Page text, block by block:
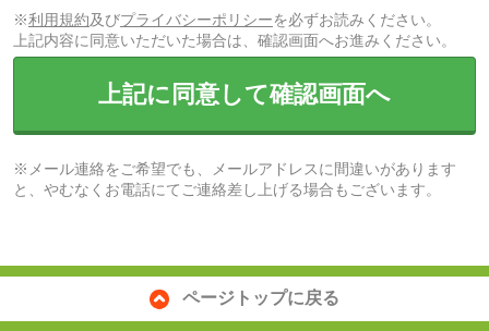
※利用規約及びプライバシーポリシーを必ずお読みください。
上記内容に同意いただいた場合は、確認画面へお進みください。
上記に同意して確認画面へ
※メール連絡をご希望でも、メールアドレスに間違いがあります
と、やむなくお電話にてご連絡差し上げる場合もございます。
ページトップに戻る